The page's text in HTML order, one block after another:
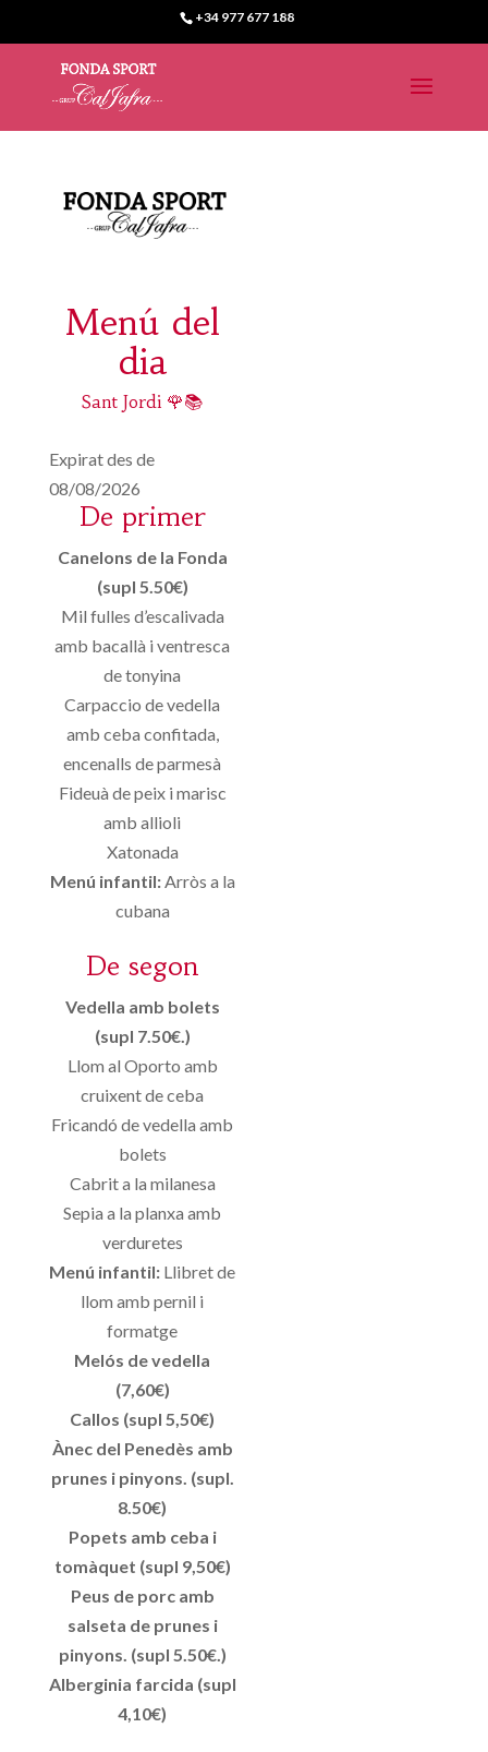
+34 977 677 188
Menú del
dia
Sant Jordi 🌹📚
Expirat des de
08/08/2026
De primer
Canelons de la Fonda
(supl 5.50€)
Mil fulles d’escalivada
amb bacallà i ventresca
de tonyina
Carpaccio de vedella
amb ceba confitada,
encenalls de parmesà
Fideuà de peix i marisc
amb allioli
Xatonada
Menú infantil:Arròs a la
cubana
De segon
Vedella amb bolets
(supl 7.50€.)
Llom al Oporto amb
cruixent de ceba
Fricandó de vedella amb
bolets
Cabrit a la milanesa
Sepia a la planxa amb
verduretes
Menú infantil: Llibret de
llom amb pernil i
formatge
Melós de vedella
(7,60€)
Callos (supl 5,50€)
Ànec del Penedès amb
prunes i pinyons. (supl.
8.50€)
Popets amb ceba i
tomàquet (supl 9,50€)
Peus de porc amb
salseta de prunes i
pinyons. (supl 5.50€.)
Alberginia farcida (supl
4,10€)